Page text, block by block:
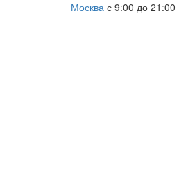
Москва с 9:00 до 21:00